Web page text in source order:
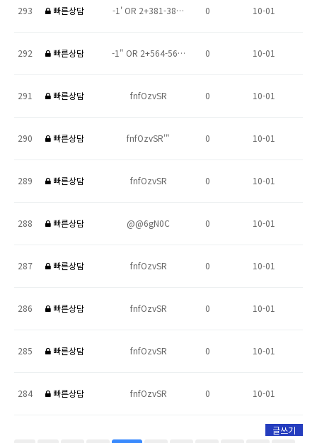
293 빠른상담 -1' OR 2+381-38… 0 10-01
292 빠른상담 -1" OR 2+564-56… 0 10-01
291 빠른상담 fnfOzvSR 0 10-01
290 빠른상담 fnfOzvSR'" 0 10-01
289 빠른상담 fnfOzvSR 0 10-01
288 빠른상담 @@6gN0C 0 10-01
287 빠른상담 fnfOzvSR 0 10-01
286 빠른상담 fnfOzvSR 0 10-01
285 빠른상담 fnfOzvSR 0 10-01
284 빠른상담 fnfOzvSR 0 10-01
글쓰기